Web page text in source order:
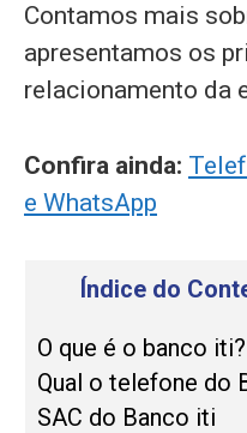
Contamos mais
apresentamos os
relacionamento da
Confira ainda:
e WhatsApp
Índice do
O que é o banco iti?
Qual o telefone do
SAC do Banco iti